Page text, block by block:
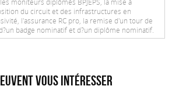
moniteurs diplômés BPJEPS, la mise à
du circuit et des infrastructures en
l'assurance RC pro, la remise d'un tour de
badge nominatif et d?un diplôme nominatif.
vous intéresser